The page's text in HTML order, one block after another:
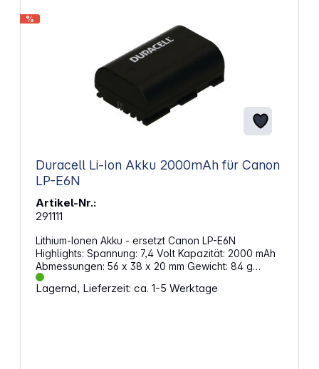
%
Duracell Li-Ion Akku 2000mAh für Canon
LP-E6N
Artikel-Nr.:
291111
Lithium-Ionen Akku - ersetzt Canon LP-E6N
Highlights: Spannung: 7,4 Volt Kapazität: 2000 mAh
Abmessungen: 56 x 38 x 20 mm Gewicht: 84 g
Passend für:CanonEOS 1000D, EOS 450D, EOS
500D, EOS 90D
Lagernd, Lieferzeit: ca. 1-5 Werktage